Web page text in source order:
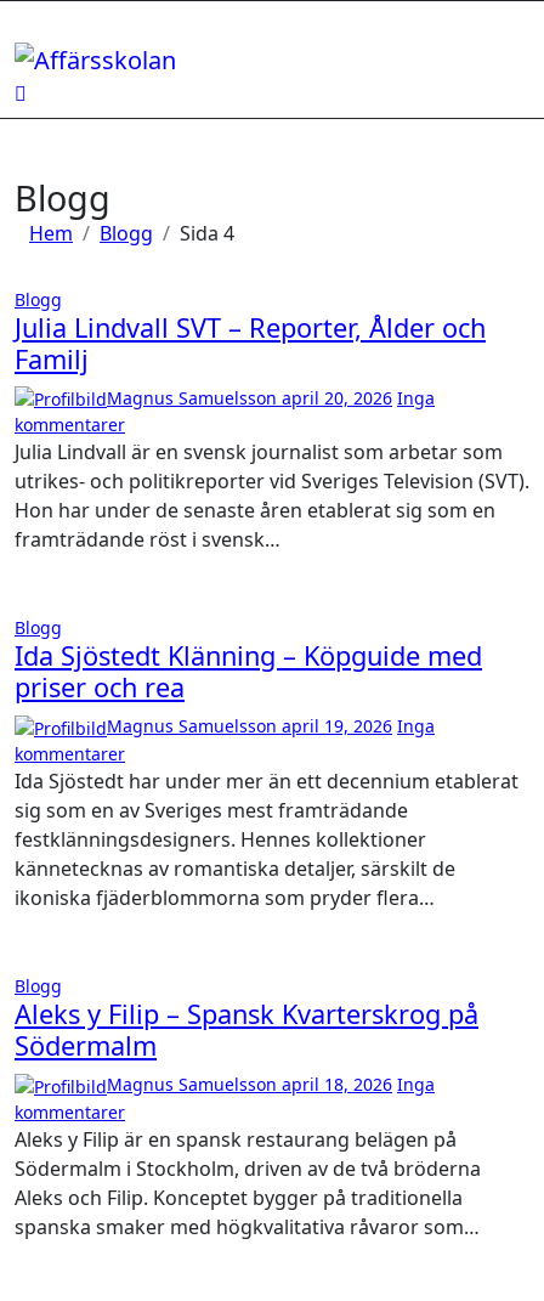
till
innehåll
Blogg
Hem Blogg Sida 4
Blogg
Julia Lindvall SVT – Reporter, Ålder och
Familj
Magnus Samuelsson april 20, 2026 Inga
kommentarer
Julia Lindvall är en svensk journalist som arbetar som
utrikes- och politikreporter vid Sveriges Television (SVT).
Hon har under de senaste åren etablerat sig som en
framträdande röst i svensk…
Blogg
Ida Sjöstedt Klänning – Köpguide med
priser och rea
Magnus Samuelsson april 19, 2026 Inga
kommentarer
Ida Sjöstedt har under mer än ett decennium etablerat
sig som en av Sveriges mest framträdande
festklänningsdesigners. Hennes kollektioner
kännetecknas av romantiska detaljer, särskilt de
ikoniska fjäderblommorna som pryder flera…
Blogg
Aleks y Filip – Spansk Kvarterskrog på
Södermalm
Magnus Samuelsson april 18, 2026 Inga
kommentarer
Aleks y Filip är en spansk restaurang belägen på
Södermalm i Stockholm, driven av de två bröderna
Aleks och Filip. Konceptet bygger på traditionella
spanska smaker med högkvalitativa råvaror som…